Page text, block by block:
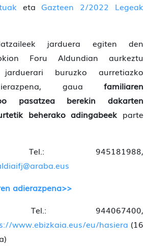
etaGazteen 2/2022 Legeak
jarduera egiten den
Foru Aldundian aurkeztu
buruzko aurretiazko
adierazpena, gaua familiaren
pasatzea berekin dakarten
beherako adingabeekparte
945181988,
adierazpena>>
944067400,
www.ebizkaia.eus/eu/hasiera (16